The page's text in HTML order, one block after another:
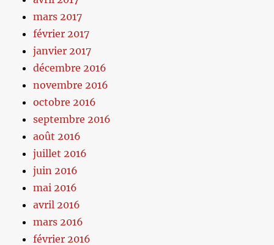
mars 2017
février 2017
janvier 2017
décembre 2016
novembre 2016
octobre 2016
septembre 2016
août 2016
juillet 2016
juin 2016
mai 2016
avril 2016
mars 2016
février 2016